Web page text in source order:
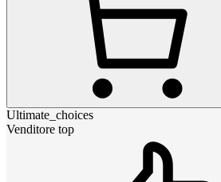
Ultimate_choices
Venditore top